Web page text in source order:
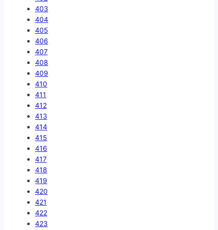
403
404
405
406
407
408
409
410
411
412
413
414
415
416
417
418
419
420
421
422
423